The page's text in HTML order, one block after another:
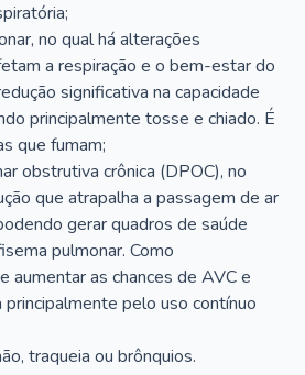
no qual há alterações
a respiração e o bem-estar do
significativa na capacidade
principalmente tosse e chiado. É
que fumam;
obstrutiva crônica (DPOC), no
que atrapalha a passagem de ar
gerar quadros de saúde
pulmonar. Como
aumentar as chances de AVC e
principalmente pelo uso contínuo
traqueia ou brônquios.